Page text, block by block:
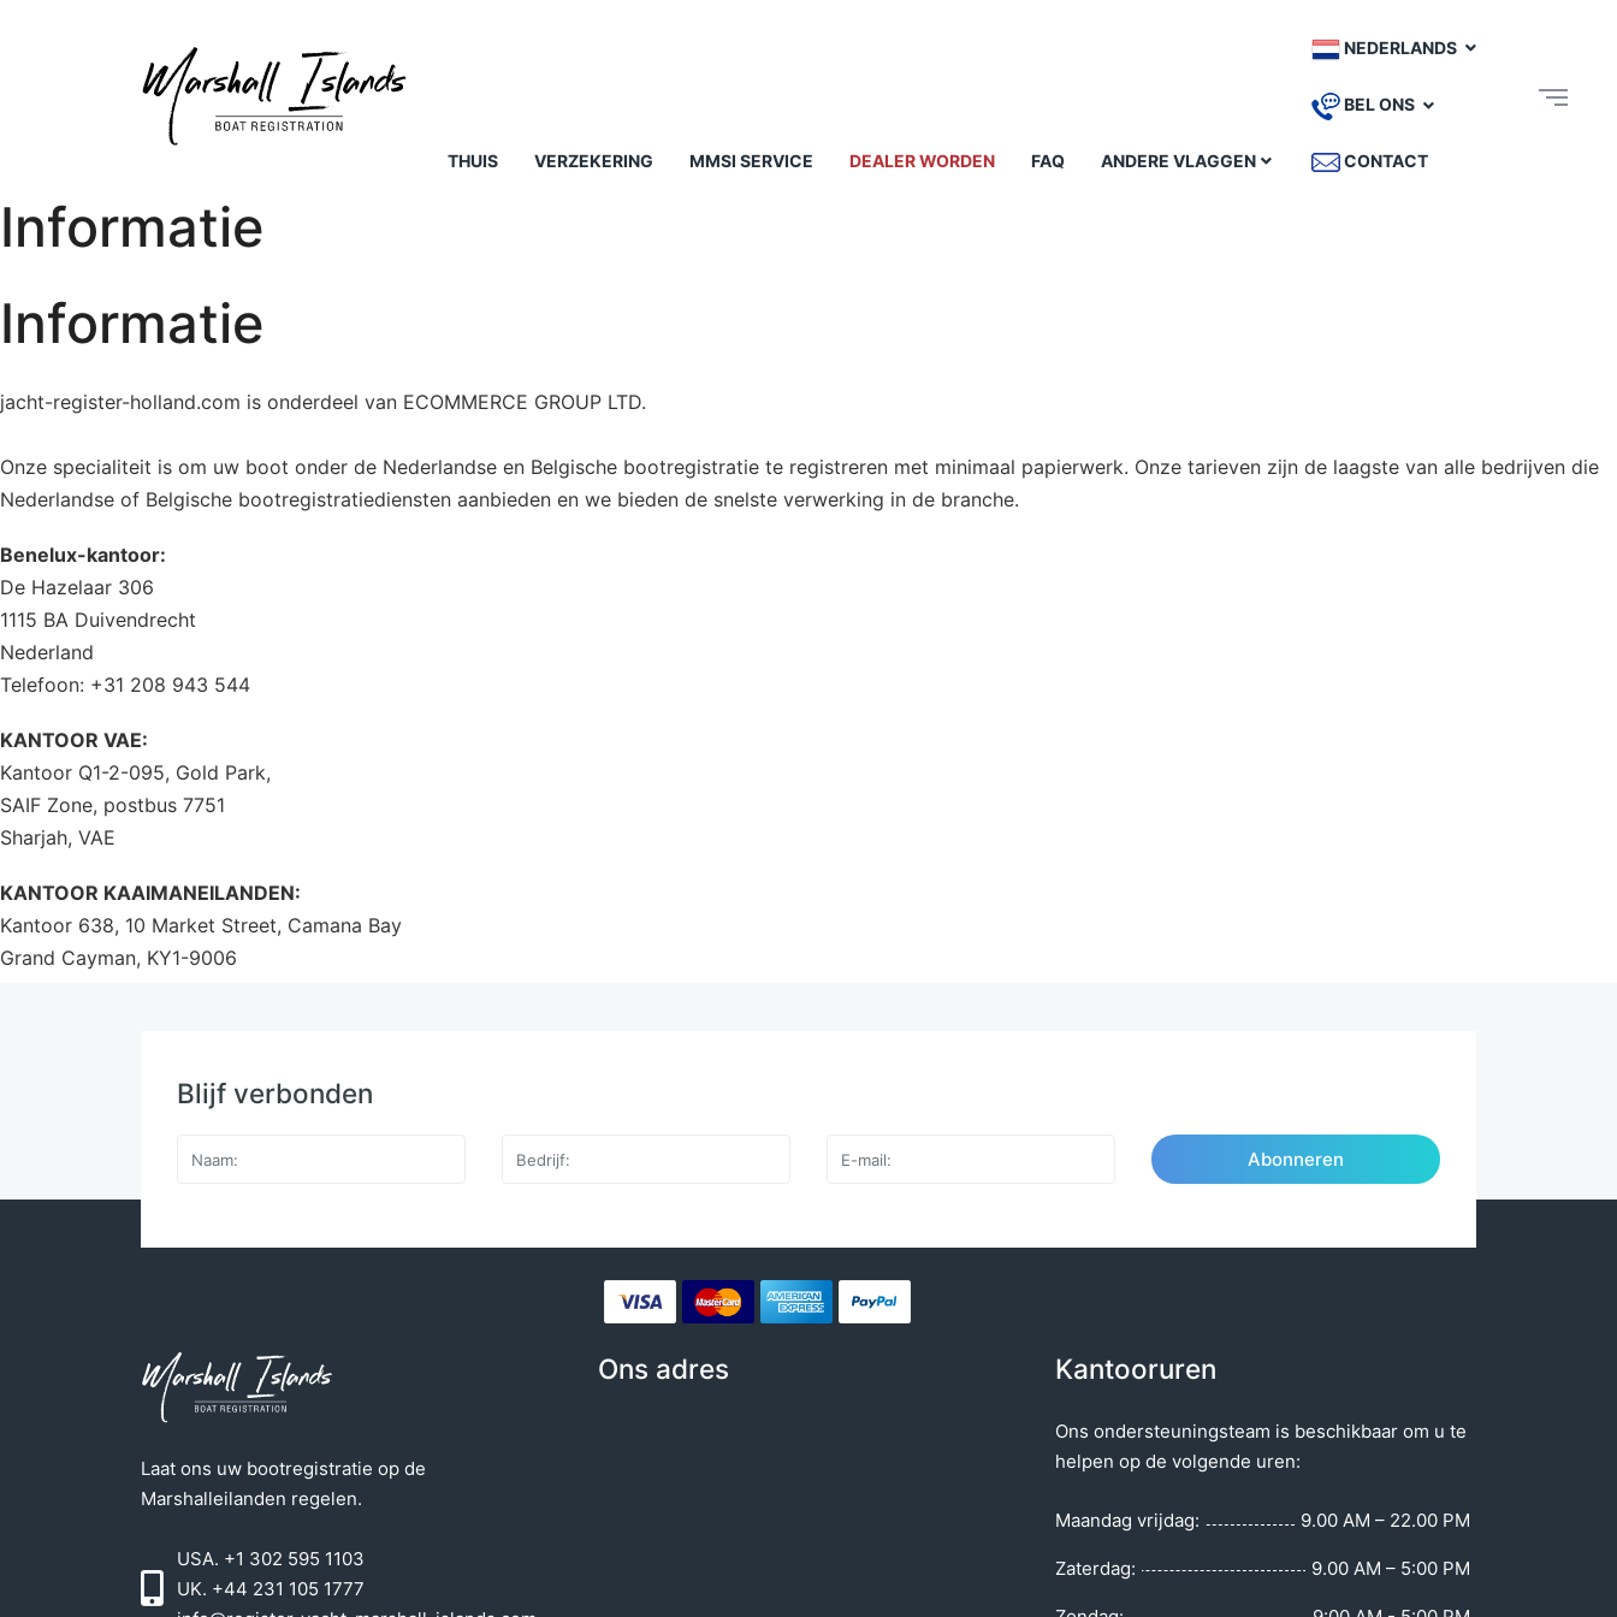
THUIS VERZEKERING MMSI SERVICE DEALER WORDEN FAQ ANDERE VLAGGEN
NEDERLANDS
BEL ONS
CONTACT
Informatie
Informatie
jacht-register-holland.com is onderdeel van ECOMMERCE GROUP LTD.
Onze specialiteit is om uw boot onder de Nederlandse en Belgische bootregistratie te registreren met minimaal papierwerk. Onze tarieven zijn de laagste van alle bedrijven die
Nederlandse of Belgische bootregistratiediensten aanbieden en we bieden de snelste verwerking in de branche.
Benelux-kantoor:
De Hazelaar 306
1115 BA Duivendrecht
Nederland
Telefoon: +31 208 943 544
KANTOOR VAE:
Kantoor Q1-2-095, Gold Park,
SAIF Zone, postbus 7751
Sharjah, VAE
KANTOOR KAAIMANEILANDEN:
Kantoor 638, 10 Market Street, Camana Bay
Grand Cayman, KY1-9006
Blijf verbonden
Abonneren
Laat ons uw bootregistratie op de
Marshalleilanden regelen.
USA. +1 302 595 1103
UK. +44 231 105 1777
Ons adres Kantooruren
Ons ondersteuningsteam is beschikbaar om u te
helpen op de volgende uren:
Maandag vrijdag: 9.00 AM – 22.00 PM
Zaterdag: 9.00 AM – 5:00 PM